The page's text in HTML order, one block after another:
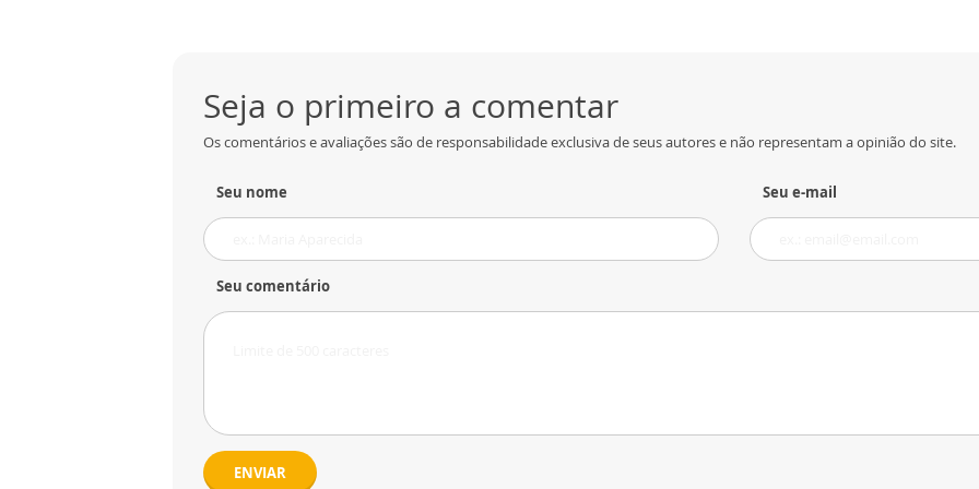
Seja o primeiro a comentar
Os comentários e avaliações são de responsabilidade exclusiva de seus autores e não representam a opinião do site.
Seu nome Seu e-mail
Seu comentário
ENVIAR